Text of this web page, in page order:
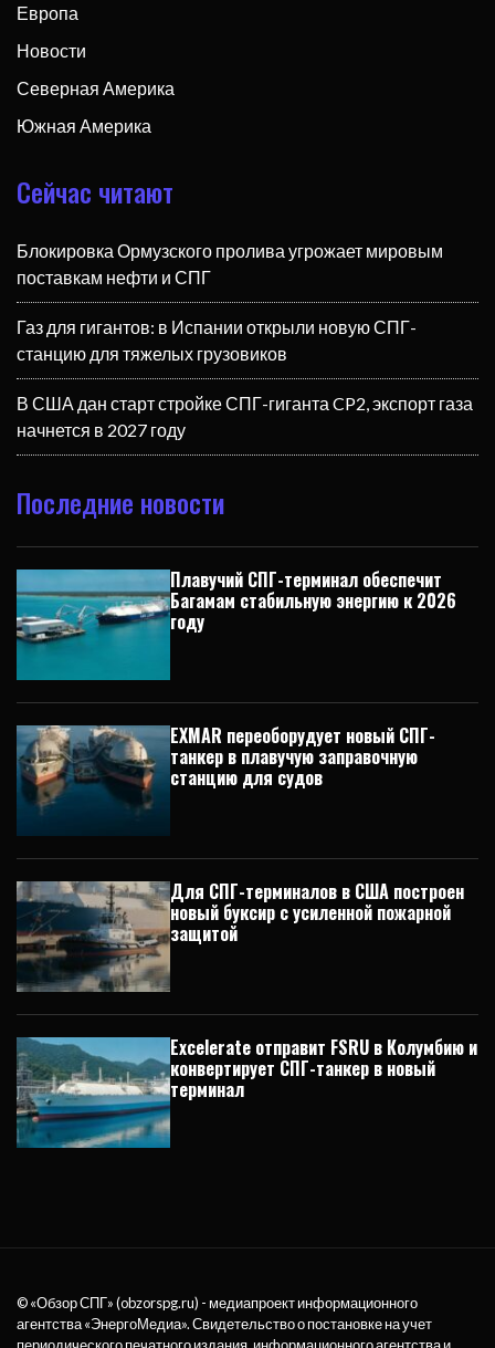
Европа
Новости
Северная Америка
Южная Америка
Сейчас читают
Блокировка Ормузского пролива угрожает мировым
поставкам нефти и СПГ
Газ для гигантов: в Испании открыли новую СПГ-
станцию для тяжелых грузовиков
В США дан старт стройке СПГ-гиганта CP2, экспорт газа
начнется в 2027 году
Последние новости
Плавучий СПГ-терминал обеспечит
Багамам стабильную энергию к 2026
году
EXMAR переоборудует новый СПГ-
танкер в плавучую заправочную
станцию для судов
Для СПГ-терминалов в США построен
новый буксир с усиленной пожарной
защитой
Excelerate отправит FSRU в Колумбию и
конвертирует СПГ-танкер в новый
терминал
© «Обзор СПГ» (obzorspg.ru) - медиапроект информационного
агентства«ЭнергоМедиа». Свидетельство о постановке на учет
периодического печатного издания, информационного агентства и